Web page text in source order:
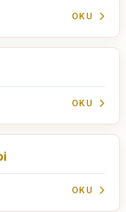
OKU
OKU
OKU